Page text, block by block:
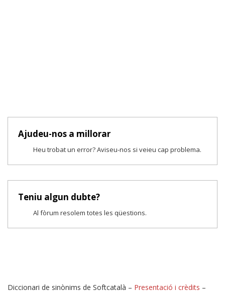
Ajudeu-nos a millorar
Heu trobat un error? Aviseu-nos si veieu cap problema.
Teniu algun dubte?
Al fòrum resolem totes les qüestions.
Diccionari de sinònims de Softcatalà – Presentació i crèdits –